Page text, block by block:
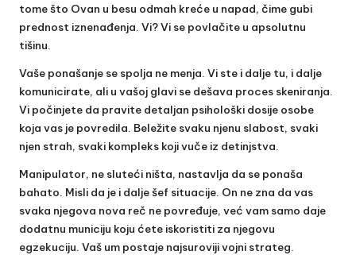
tome što Ovan u besu odmah kreće u napad, čime gubi
prednost iznenađenja. Vi? Vi se povlačite u apsolutnu
tišinu.
Vaše ponašanje se spolja ne menja. Vi ste i dalje tu, i dalje
komunicirate, ali u vašoj glavi se dešava proces skeniranja.
Vi počinjete da pravite detaljan psihološki dosije osobe
koja vas je povredila. Beležite svaku njenu slabost, svaki
njen strah, svaki kompleks koji vuče iz detinjstva.
Manipulator, ne sluteći ništa, nastavlja da se ponaša
bahato. Misli da je i dalje šef situacije. On ne zna da vas
svaka njegova nova reč ne povređuje, već vam samo daje
dodatnu municiju koju ćete iskoristiti za njegovu
egzekuciju. Vaš um postaje najsuroviji vojni strateg.